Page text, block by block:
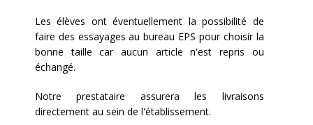
Les élèves ont éventuellement la possibilité de
faire des essayages au bureau EPS pour choisir la
bonne taille car aucun article n'est repris ou
échangé.
Notre prestataire assurera les livraisons
directement au sein de l'établissement.